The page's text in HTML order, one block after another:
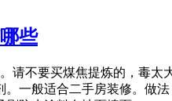
些
请不要买煤焦提炼的，毒
一般适合二手房装修。做